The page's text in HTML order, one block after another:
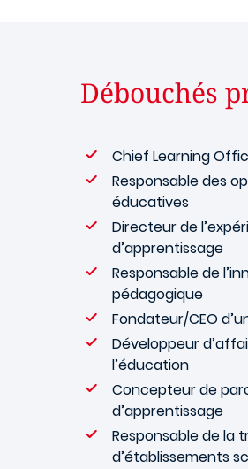
Débouchés
Chief Learning
Responsable des
éducatives
Directeur de
d’apprentissage
Responsable de
pédagogique
Fondateur/CEO
Développeur
l’éducation
Concepteur de
d’apprentissage
Responsable de la
d’établissements